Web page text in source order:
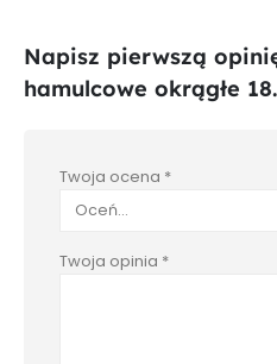
Napisz pierwszą
hamulcowe okrągłe
Twoja ocena *
Twoja opinia *